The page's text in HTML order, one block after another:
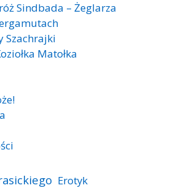
Sindbada – Żeglarza
Szachrajki
Matołka
Erotyk